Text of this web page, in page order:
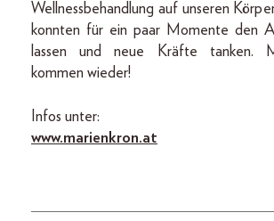
Wellnessbehandlung auf unseren
konnten für ein paar Momente den
lassen und neue Kräfte tanken.
kommen wieder!
Infos unter:
www.marienkron.at